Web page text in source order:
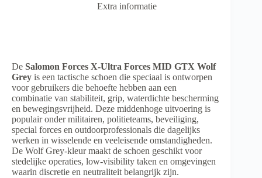
Extra informatie
De Salomon Forces X-Ultra Forces MID GTX Wolf
Grey is een tactische schoen die speciaal is ontworpen
voor gebruikers die behoefte hebben aan een
combinatie van stabiliteit, grip, waterdichte bescherming
en bewegingsvrijheid. Deze middenhoge uitvoering is
populair onder militairen, politieteams, beveiliging,
special forces en outdoorprofessionals die dagelijks
werken in wisselende en veeleisende omstandigheden.
De Wolf Grey-kleur maakt de schoen geschikt voor
stedelijke operaties, low-visibility taken en omgevingen
waarin discretie en neutraliteit belangrijk zijn.